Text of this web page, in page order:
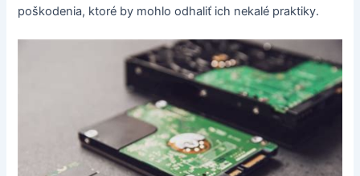
poškodenia, ktoré by mohlo odhaliť ich nekalé praktiky.